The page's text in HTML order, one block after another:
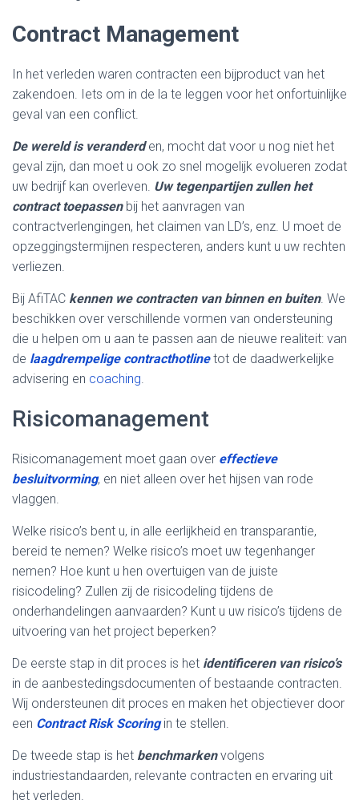
Contract Management
In het verleden waren contracten een bijproduct van het
zakendoen. Iets om in de la te leggen voor het onfortuinlijke
geval van een conflict.
De wereld is veranderden, mocht dat voor u nog niet het
geval zijn, dan moet u ook zo snel mogelijk evolueren zodat
uw bedrijf kan overleven. Uw tegenpartijen zullen het
contract toepassenbij het aanvragen van
contractverlengingen, het claimen van LD’s, enz. U moet de
opzeggingstermijnen respecteren, anders kunt u uw rechten
verliezen.
Bij AfiTAC kennen we contracten van binnen en buiten. We
beschikken over verschillende vormen van ondersteuning
die u helpen om u aan te passen aan de nieuwe realiteit: van
de laagdrempelige contracthotlinetot de daadwerkelijke
advisering en coaching.
Risicomanagement
Risicomanagement moet gaan over effectieve
besluitvorming, en niet alleen over het hijsen van rode
vlaggen.
Welke risico’s bent u, in alle eerlijkheid en transparantie,
bereid te nemen? Welke risico’s moet uw tegenhanger
nemen? Hoe kunt u hen overtuigen van de juiste
risicodeling? Zullen zij de risicodeling tijdens de
onderhandelingen aanvaarden? Kunt u uw risico’s tijdens de
uitvoering van het project beperken?
De eerste stap in dit proces is het identificeren van risico’s
in de aanbestedingsdocumenten of bestaande contracten.
Wij ondersteunen dit proces en maken het objectiever door
een Contract Risk Scoringin te stellen.
De tweede stap is het benchmarkenvolgens
industriestandaarden, relevante contracten en ervaring uit
het verleden.